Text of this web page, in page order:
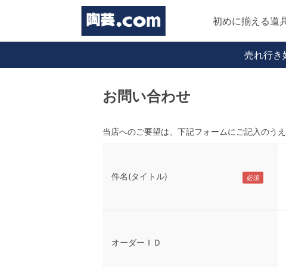
初めに揃える道
売れ行き
お問い合わせ
当店へのご要望は、下記フォームにご記入のうえ
件名(タイトル)
オーダーＩＤ